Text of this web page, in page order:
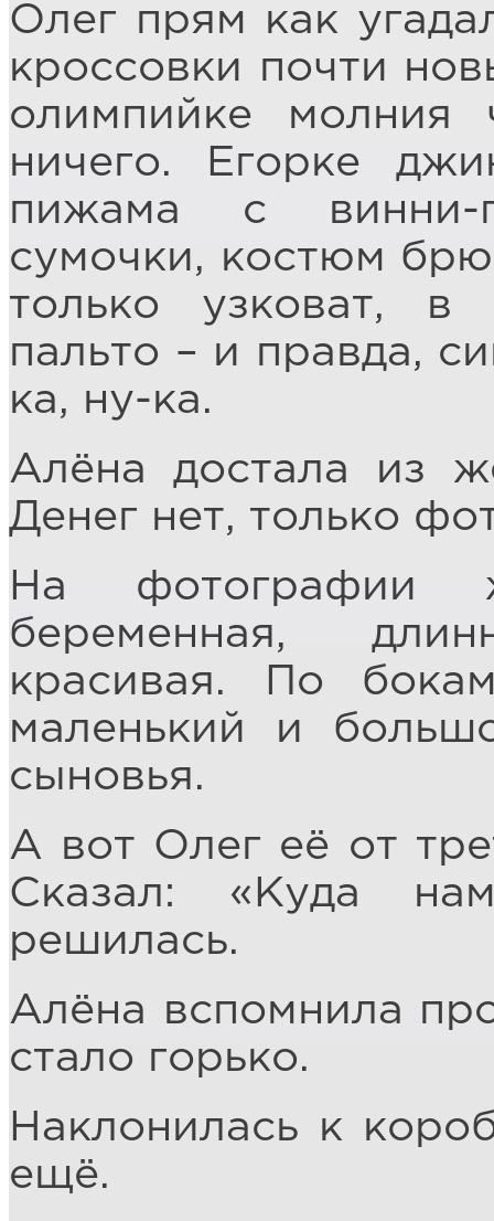
Олег прям как
кроссовки почти
олимпийке молния
ничего. Егорке
пижама с винни-
сумочки, костюм
только узковат, в
пальто – и правда,
ка, ну-ка.
Алёна достала из
Денег нет, только
На фотографии
беременная,
красивая. По
маленький и
сыновья.
А вот Олег её от
Сказал: «Куда
решилась.
Алёна вспомнила
стало горько.
Наклонилась к
ещё.